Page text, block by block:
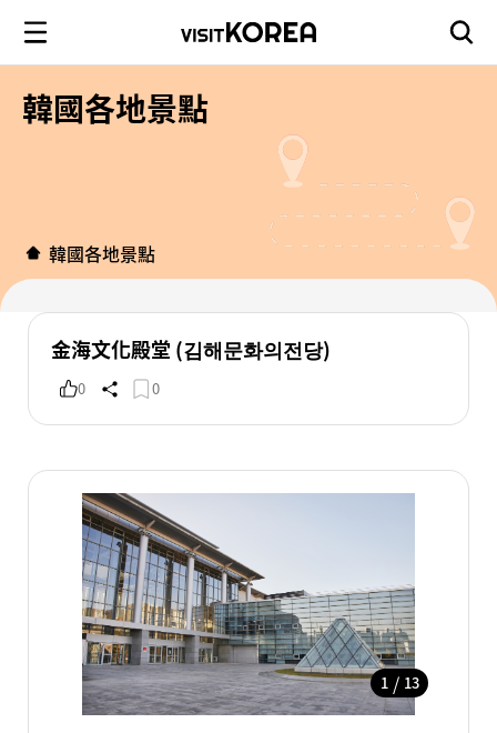
韓國各地景點
韓國各地景點
金海文化殿堂 (김해문화의전당)
0 0
1 / 13